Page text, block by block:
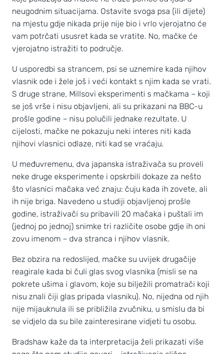
neugodnim situacijama. Ostavite svoga psa (ili dijete)
na mjestu gdje nikada prije nije bio i vrlo vjerojatno će
vam potrčati ususret kada se vratite. No, mačke će
vjerojatno istražiti to područje.
U usporedbi sa strancem, psi se uznemire kada njihov
vlasnik ode i žele još i veći kontakt s njim kada se vrati.
S druge strane, Millsovi eksperimenti s mačkama – koji
se još vrše i nisu objavljeni, ali su prikazani na BBC-u
prošle godine – nisu polučili jednake rezultate. U
cijelosti, mačke ne pokazuju neki interes niti kada
njihovi vlasnici odlaze, niti kad se vraćaju.
U međuvremenu, dva japanska istraživača su proveli
neke druge eksperimente i opskrbili dokaze za nešto
što vlasnici mačaka već znaju: čuju kada ih zovete, ali
ih nije briga. Navedeno u studiji objavljenoj prošle
godine, istraživači su pribavili 20 mačaka i puštali im
(jednoj po jednoj) snimke tri različite osobe gdje ih oni
zovu imenom – dva stranca i njihov vlasnik.
Bez obzira na redoslijed, mačke su uvijek drugačije
reagirale kada bi čuli glas svog vlasnika (misli se na
pokrete ušima i glavom, koje su bilježili promatrači koji
nisu znali čiji glas pripada vlasniku). No, nijedna od njih
nije mijauknula ili se približila zvučniku, u smislu da bi
se vidjelo da su bile zainteresirane vidjeti tu osobu.
Bradshaw kaže da ta interpretacija želi prikazati više